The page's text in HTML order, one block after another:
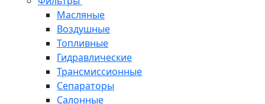
Масляные
Воздушные
Топливные
Гидравлические
Трансмиссионные
Сепараторы
Салонные